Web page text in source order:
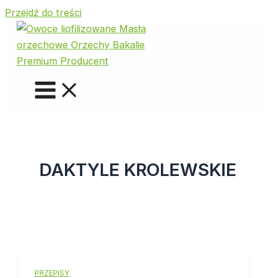
Przejdź do treści
DAKTYLE KROLEWSKIE
PRZEPISY